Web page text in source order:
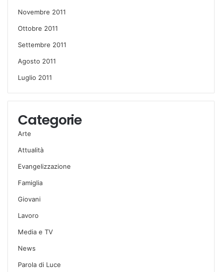
Novembre 2011
Ottobre 2011
Settembre 2011
Agosto 2011
Luglio 2011
Categorie
Arte
Attualità
Evangelizzazione
Famiglia
Giovani
Lavoro
Media e TV
News
Parola di Luce